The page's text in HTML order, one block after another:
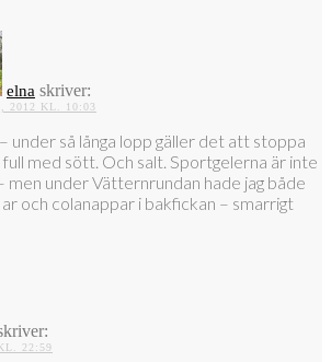
elna skriver:
2012 KL. 10:03
under så långa lopp gäller det att stoppa
med sött. Och salt. Sportgelerna är inte
men under Vätternrundan hade jag både
och colanappar i bakfickan – smarrigt
22:59